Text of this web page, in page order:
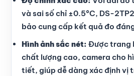
và sai số chỉ ±0.5°C, DS-
bảo cung cấp kết quả đo
Hình ảnh sắc nét: Được trang
chất lượng cao, camera cho
tiết, giúp dễ dàng xác định vị